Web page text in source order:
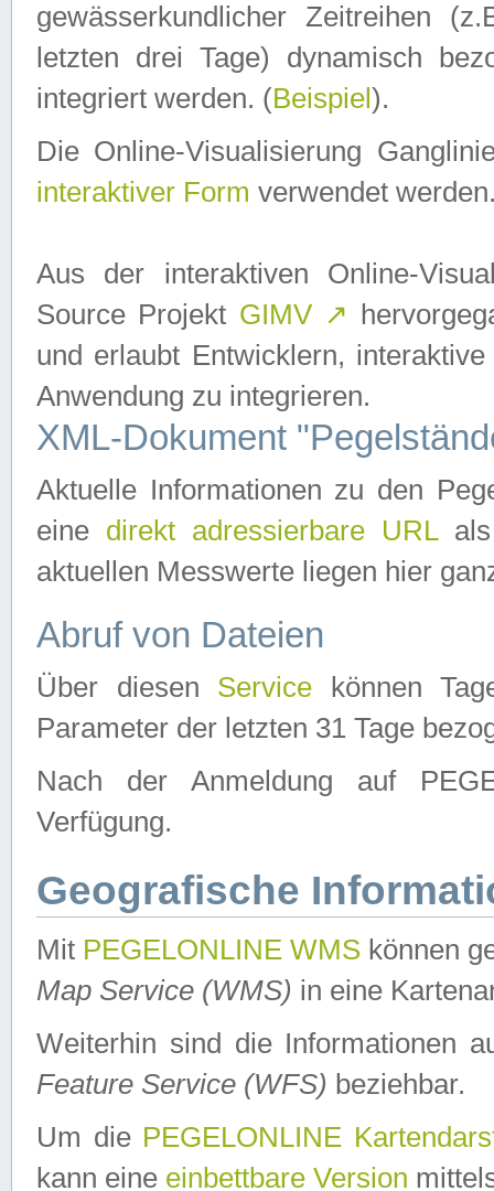
gewässerkundlicher Zeitreihen
letzten drei Tage) dynamisch
integriert werden. (Beispiel ).
Die Online-Visualisierung
interaktiver Form verwendet
Aus der interaktiven Online-
Source Projekt GIMV ↗
und erlaubt Entwicklern,
Anwendung zu integrieren.
XML-Dokument
Aktuelle Informationen zu den
eine direkt adressierbare URLals
aktuellen Messwerte liegen hier
Abruf von Dateien
Über diesen Service können
Parameter der letzten 31 Tage
Nach der Anmeldung auf
Verfügung.
Geografische
Mit PEGELONLINE WMS können
Map Service (WMS) in eine
Weiterhin sind die Informationen
Feature Service (WFS) beziehbar.
Um die PEGELONLINE
kann eine einbettbare Version